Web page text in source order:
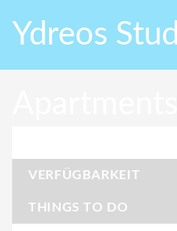
Ydreos
VERFÜGBARKEIT
THINGS TO DO